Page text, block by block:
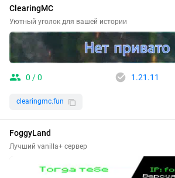
ClearingMC
Уютный уголок для вашей истории
0 / 0 1.21.11
clearingmc.fun
FoggyLand
Лучший vanilla+ сервер